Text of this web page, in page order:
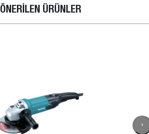
ÖNERİLEN ÜRÜNLER
›